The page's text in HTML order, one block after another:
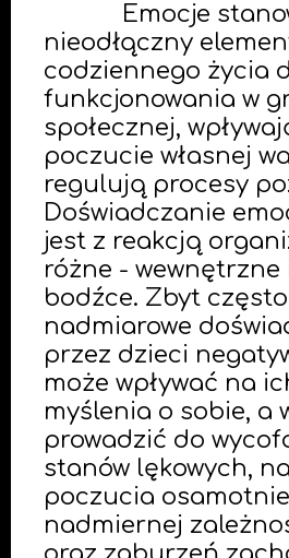
Emocje
nieodłączny
codziennego życia
funkcjonowania w
społecznej,
poczucie własnej
regulują procesy
Doświadczanie
jest z reakcją
różne - wewnętrzne
bodźce. Zbyt
nadmiarowe
przez dzieci
może wpływać na
myślenia o sobie, a
prowadzić do
stanów lękowych,
poczucia
nadmiernej